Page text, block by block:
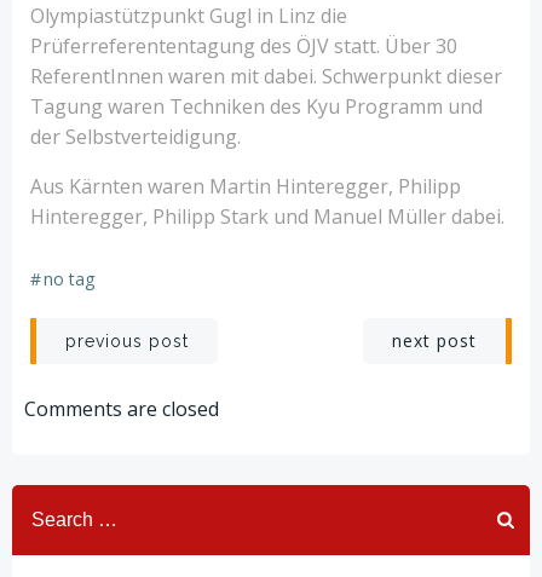
Olympiastützpunkt Gugl in Linz die
Prüferreferententagung des ÖJV statt. Über 30
ReferentInnen waren mit dabei. Schwerpunkt dieser
Tagung waren Techniken des Kyu Programm und
der Selbstverteidigung.
Aus Kärnten waren Martin Hinteregger, Philipp
Hinteregger, Philipp Stark und Manuel Müller dabei.
#no tag
Post
navigation
previous post next post
Comments are closed
Search
for: